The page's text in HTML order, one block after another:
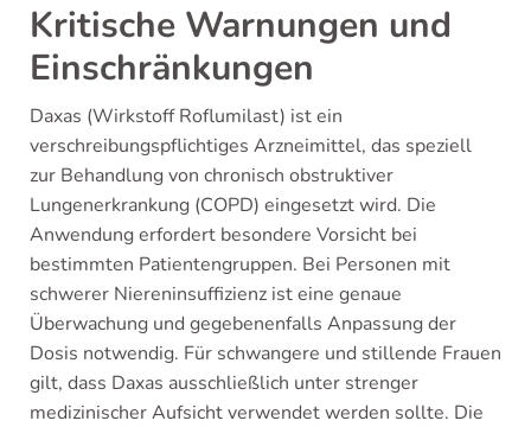
Kritische Warnungen und
Einschränkungen
Daxas (Wirkstoff Roflumilast) ist ein
verschreibungspflichtiges Arzneimittel, das speziell
zur Behandlung von chronisch obstruktiver
Lungenerkrankung (COPD) eingesetzt wird. Die
Anwendung erfordert besondere Vorsicht bei
bestimmten Patientengruppen. Bei Personen mit
schwerer Niereninsuffizienz ist eine genaue
Überwachung und gegebenenfalls Anpassung der
Dosis notwendig. Für schwangere und stillende Frauen
gilt, dass Daxas ausschließlich unter strenger
medizinischer Aufsicht verwendet werden sollte. Die